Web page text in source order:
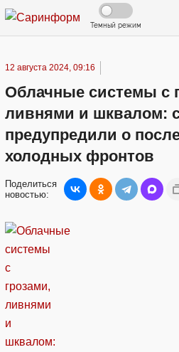
Темный режим
12 августа 2024, 09:16
Облачные системы с
ливнями и шквалом:
предупредили о
холодных фронтов
Поделиться
новостью: